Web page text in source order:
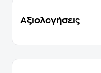
Αξιολογήσεις